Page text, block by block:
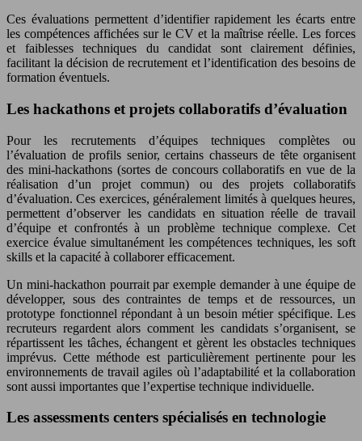
Ces évaluations permettent d’identifier rapidement les écarts entre
les compétences affichées sur le CV et la maîtrise réelle. Les forces
et faiblesses techniques du candidat sont clairement définies,
facilitant la décision de recrutement et l’identification des besoins de
formation éventuels.
Les hackathons et projets collaboratifs d’évaluation
Pour les recrutements d’équipes techniques complètes ou
l’évaluation de profils senior, certains chasseurs de tête organisent
des mini-hackathons (sortes de concours collaboratifs en vue de la
réalisation d’un projet commun) ou des projets collaboratifs
d’évaluation. Ces exercices, généralement limités à quelques heures,
permettent d’observer les candidats en situation réelle de travail
d’équipe et confrontés à un problème technique complexe. Cet
exercice évalue simultanément les compétences techniques, les soft
skills et la capacité à collaborer efficacement.
Un mini-hackathon pourrait par exemple demander à une équipe de
développer, sous des contraintes de temps et de ressources, un
prototype fonctionnel répondant à un besoin métier spécifique. Les
recruteurs regardent alors comment les candidats s’organisent, se
répartissent les tâches, échangent et gèrent les obstacles techniques
imprévus. Cette méthode est particulièrement pertinente pour les
environnements de travail agiles où l’adaptabilité et la collaboration
sont aussi importantes que l’expertise technique individuelle.
Les assessments centers spécialisés en technologie